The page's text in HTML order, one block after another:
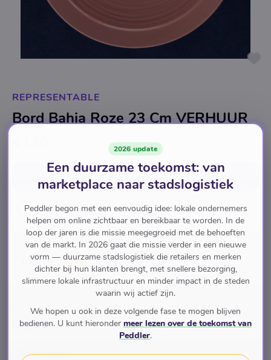
REPRESENTABLE
Bord Bahia Roze 23 Cm VERHUUR
In winkelwagen € 1,10
Verhuur <15 Stuks
Pay with
Merk
Degrenne
Omschrijving
2026 update
Een duurzame toekomst: van
marketplace naar stadslogistiek
Peddler begon met een eenvoudig idee: lokale ondernemers
helpen om online zichtbaar en bereikbaar te worden. In de
loop der jaren is die missie meegegroeid met de behoeften
van de markt. In 2026 gaat die missie verder in een nieuwe
vorm — duurzame stadslogistiek die retailers en merken
dichter bij hun klanten brengt, met snellere bezorging,
slimmere lokale infrastructuur en minder impact in de steden
waarin wij actief zijn.
We hopen u ook in deze volgende fase te mogen blijven
bedienen. U kunt hieronder meer lezen over de toekomst van
Peddler.